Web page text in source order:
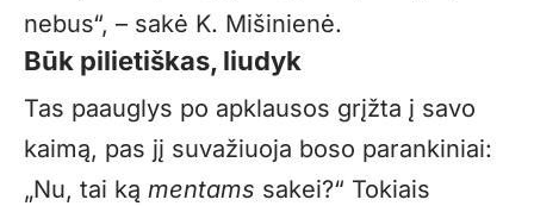
nebus“, – sakė K. Mišinienė.
Būk pilietiškas, liudyk
Tas paauglys po apklausos grįžta į savo
kaimą, pas jį suvažiuoja boso parankiniai:
„Nu, tai ką mentams sakei?“ Tokiais